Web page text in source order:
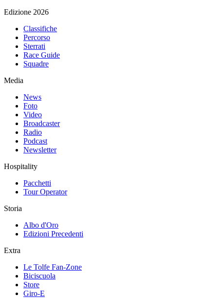
Edizione 2026
Classifiche
Percorso
Sterrati
Race Guide
Squadre
Media
News
Foto
Video
Broadcaster
Radio
Podcast
Newsletter
Hospitality
Pacchetti
Tour Operator
Storia
Albo d'Oro
Edizioni Precedenti
Extra
Le Tolfe Fan-Zone
Biciscuola
Store
Giro-E